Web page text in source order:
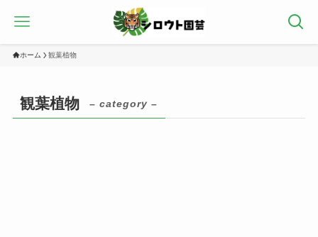
ホーム 観葉植物
観葉植物 – category –